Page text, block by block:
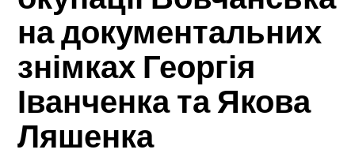
на документальних
знімках Георгія
Іванченка та Якова
Ляшенка